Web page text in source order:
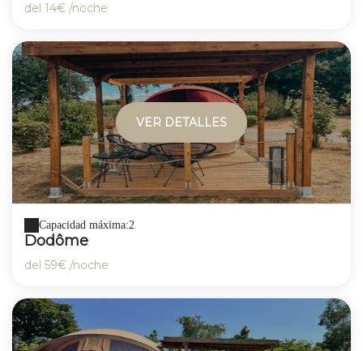
del 14€ /noche
VER DETALLES
Capacidad máxima:2
Dodôme
del 59€ /noche